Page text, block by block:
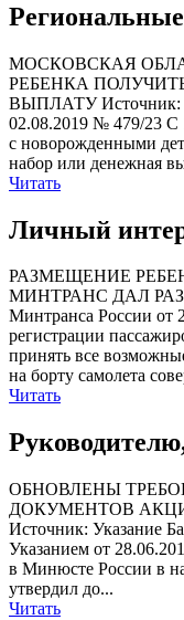
МОСКОВСКАЯ
РЕБЕНКА
ВЫПЛАТУ Источник:
02.08.2019 № 479/23 С
с новорожденными
набор или денежная
Читать
Личный
РАЗМЕЩЕНИЕ
МИНТРАНС ДАЛ
Минтранса России
регистрации
принять все
на борту самолета
Читать
ОБНОВЛЕНЫ
ДОКУМЕНТОВ
Источник: Указание
Указанием от
в Минюсте России в
утвердил до...
Читать